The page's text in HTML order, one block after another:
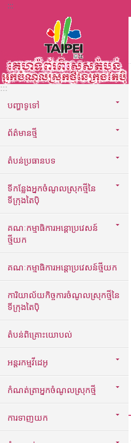
ទៅកាន់មាតិកាប្លុកមាតិកាសំខាន់
:::
:::
បញ្ហាទូទៅ
ព័ត៌មានថ្មី
តំបន់ប្រធានបទ
ទីកន្លែងអ្នកចំណូលស្រុកថ្មីនៃ
ទីក្រុងតៃប៉ិ
គណៈកម្មាធិការអន្តោប្រវេសន៍
ថ្មីយក
គណៈកម្មាធិការអន្តោប្រវេសន៍ថ្មីយក
ការិយាល័យកិច្ចការចំណូលស្រុកថ្មីនៃ
ទីក្រុងតៃប៉ិ
តំបន់ពិគ្រោះយោបល់
អន្តរកម្មវីដេអូ
កំណត់ត្រាអ្នកចំណូលស្រុកថ្មី
ការទាញយក